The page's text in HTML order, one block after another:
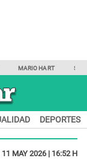
MARIO HART
DEPORTES
11 MAY 2026 | 16:52 H